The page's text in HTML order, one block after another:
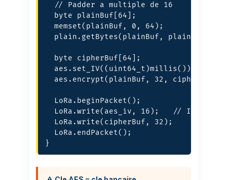
  // Padder a multiple de 16
  byte plainBuf[64];
  memset(plainBuf, 0, 64);
plain.getBytes(plainBuf,
  byte cipherBuf[64];
  aes.set_IV((uint64_t)millis());
aes.encrypt(plainBuf, 32, cipherBuf,
  LoRa.beginPacket();
LoRa.write(aes_iv, 16);   // IV en
  LoRa.write(cipherBuf, 32);
  LoRa.endPacket();
}